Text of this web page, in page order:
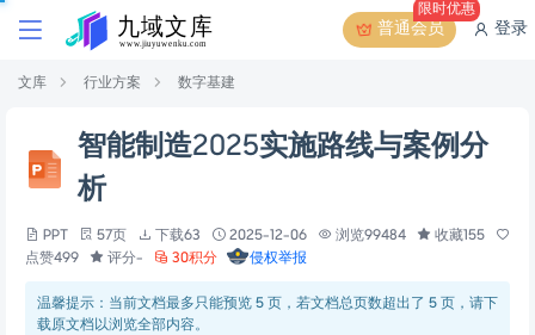
普通会员
限时优惠
登录
文库 行业方案 数字基建
智能制造2025实施路线与案例分
析
PPT 57页 下载63 2025-12-06 浏览99484
收藏155
点赞499
评分- 30积分 侵权举报
温馨提示：当前文档最多只能预览 5 页，若文档总页数超出了 5 页，请下
载原文档以浏览全部内容。